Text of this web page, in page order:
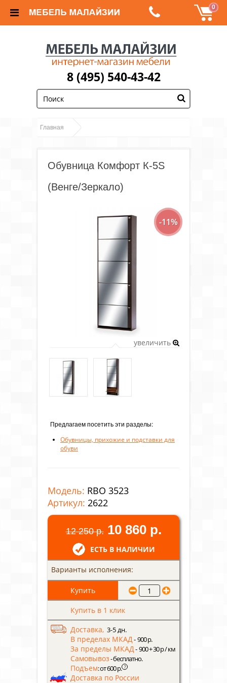
0
8 (495) 540-43-42
Главная
Обувницы Обувница Комфорт
К-5S (Венге/Зеркало)
Обувница Комфорт К-5S
(Венге/Зеркало)
-11%
увеличить
Предлагаем посетить эти разделы:
Обувницы, прихожие и подставки для
обуви
Модель: RBO 3523
Артикул: 2622
12 250 р. 10 860 р.
ЕСТЬ В НАЛИЧИИ
Варианты исполнения:
Купить в 1 клик
Доставка, 3-5 дн.
В пределах МКАД- 900 р.
За пределы МКАД- 900 + 30 р / км
Самовывоз- бесплатно.
Подъем: от 600 р. ?
Доставка по России